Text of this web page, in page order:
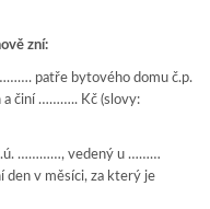
zní:
patře bytového domu č.p.
a činí ……….. Kč (slovy:
č.ú. …………, vedený u ………
den v měsíci, za který je